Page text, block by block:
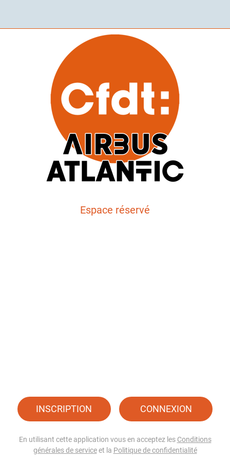
Espace réservé
INSCRIPTION CONNEXION
En utilisant cette application vous en acceptez les Conditions
générales de serviceet la Politique de confidentialité